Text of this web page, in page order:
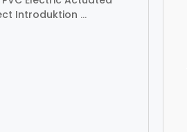
Introduktion ...